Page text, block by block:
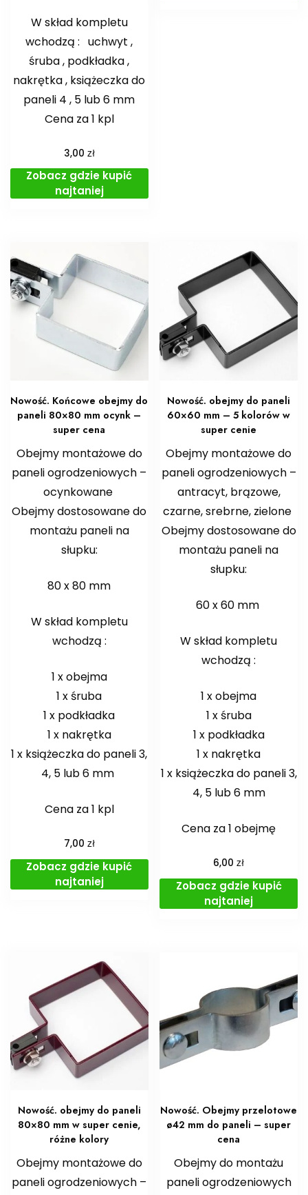
W skład kompletu
wchodzą : uchwyt ,
śruba , podkładka ,
nakrętka , książeczka do
paneli 4 , 5 lub 6 mm
Cena za 1 kpl
3,00 zł
Zobacz gdzie kupić
najtaniej
Nowość. Końcowe obejmy do
paneli 80×80 mm ocynk –
super cena
Obejmy montażowe do
paneli ogrodzeniowych –
ocynkowane
Obejmy dostosowane do
montażu paneli na
słupku:
80 x 80 mm
W skład kompletu
wchodzą :
1 x obejma
1 x śruba
1 x podkładka
1 x nakrętka
1 x książeczka do paneli 3,
4, 5 lub 6 mm
Cena za 1 kpl
7,00 zł
Zobacz gdzie kupić
najtaniej
Nowość. obejmy do paneli
60×60 mm – 5 kolorów w
super cenie
Obejmy montażowe do
paneli ogrodzeniowych –
antracyt, brązowe,
czarne, srebrne, zielone
Obejmy dostosowane do
montażu paneli na
słupku:
60 x 60 mm
W skład kompletu
wchodzą :
1 x obejma
1 x śruba
1 x podkładka
1 x nakrętka
1 x książeczka do paneli 3,
4, 5 lub 6 mm
Cena za 1 obejmę
6,00zł
Zobacz gdzie kupić
najtaniej
Nowość. obejmy do paneli
80×80 mm w super cenie,
różne kolory
Obejmy montażowe do
paneli ogrodzeniowych –
Nowość. Obejmy przelotowe
ø42 mm do paneli – super
cena
Obejmy do montażu
paneli ogrodzeniowych